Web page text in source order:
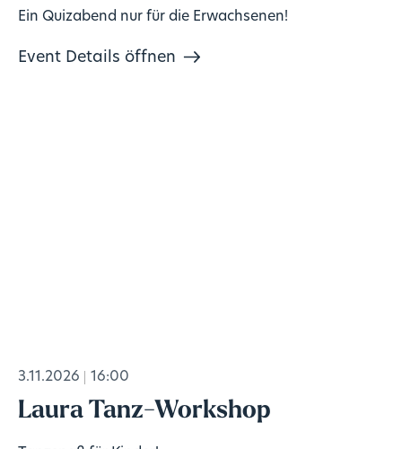
Ein Quizabend nur für die Erwachsenen!
Event Details öffnen
3.11.2026 16:00
Laura Tanz-Workshop